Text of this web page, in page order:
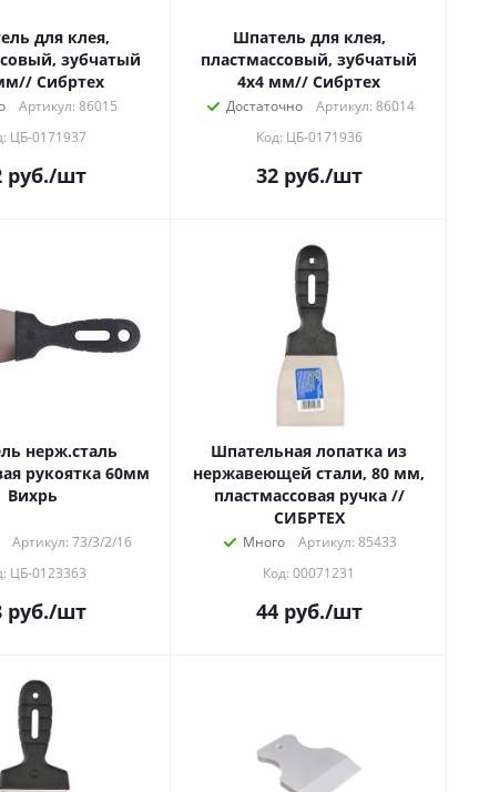
для клея,
зубчатый
Сибртех
Артикул: 86015
ЦБ-0171937
руб./шт
Шпатель для клея,
пластмассовый, зубчатый
4х4 мм// Сибртех
Достаточно
Артикул: 86014
Код: ЦБ-0171936
32руб./шт
нерж.cталь
рукоятка 60мм
Вихрь
Артикул: 73/3/2/16
ЦБ-0123363
руб./шт
Шпательная лопатка из
нержавеющей стали, 80 мм,
пластмассовая ручка //
СИБРТЕХ
Много
Артикул: 85433
Код: 00071231
44руб./шт